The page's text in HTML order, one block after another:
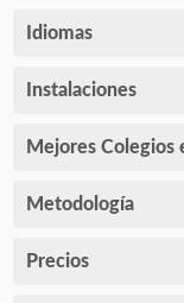
Idiomas
Instalaciones
Mejores Colegios
Metodología
Precios